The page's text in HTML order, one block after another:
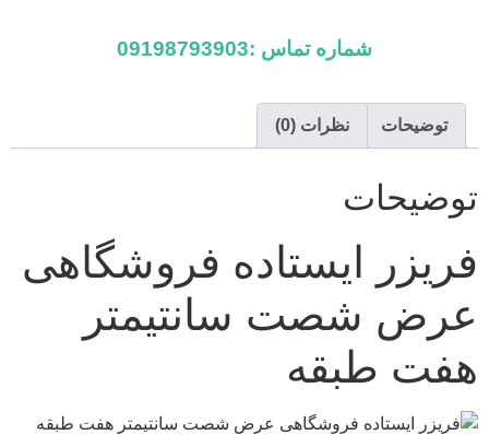
شماره تماس :09198793903
توضیحات نظرات (0)
توضیحات
فریزر ایستاده فروشگاهی
عرض شصت سانتیمتر
هفت طبقه